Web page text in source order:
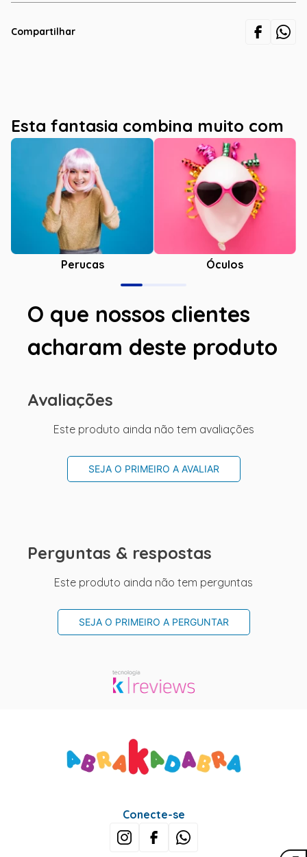
Compartilhar
Esta fantasia combina muito com
Perucas Óculos
O que nossos clientes
acharam deste produto
Avaliações
Este produto ainda não tem avaliações
SEJA O PRIMEIRO A AVALIAR
Perguntas & respostas
Este produto ainda não tem perguntas
SEJA O PRIMEIRO A PERGUNTAR
Conecte-se